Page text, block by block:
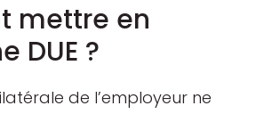
mettre en
DUE ?
de l’employeur ne